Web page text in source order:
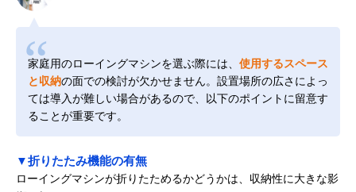
家庭用のローイングマシンを選ぶ際には、 使用するスペース
と収納の面での検討が欠かせません。設置場所の広さによっ
ては導入が難しい場合があるので、以下のポイントに留意す
ることが重要です。
▼折りたたみ機能の有無
ローイングマシンが折りたためるかどうかは、収納性に大きな影